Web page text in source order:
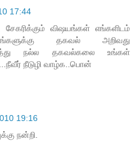
17:44
விஷயங்கள் எங்களிடம்
தகவல் அறிவது
நல்ல தகவல்கலை உங்கள்
நீடுழி வாழ்க..பொன்
19:16
நன்றி.